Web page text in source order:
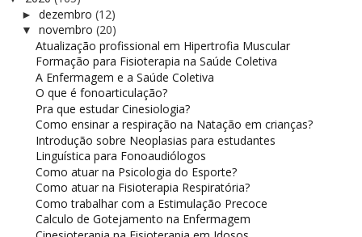
► dezembro (12)
▼ novembro (20)
Atualização profissional em Hipertrofia Muscular
Formação para Fisioterapia na Saúde Coletiva
A Enfermagem e a Saúde Coletiva
O que é fonoarticulação?
Pra que estudar Cinesiologia?
Como ensinar a respiração na Natação em crianças?
Introdução sobre Neoplasias para estudantes
Linguística para Fonoaudiólogos
Como atuar na Psicologia do Esporte?
Como atuar na Fisioterapia Respiratória?
Como trabalhar com a Estimulação Precoce
Calculo de Gotejamento na Enfermagem